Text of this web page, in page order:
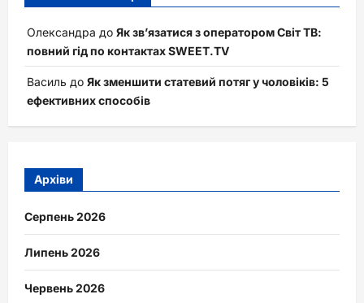
Олександра до Як зв’язатися з оператором Світ ТВ:
повний гід по контактах SWEET.TV
Василь до Як зменшити статевий потяг у чоловіків: 5
ефективних способів
Архіви
Серпень 2026
Липень 2026
Червень 2026